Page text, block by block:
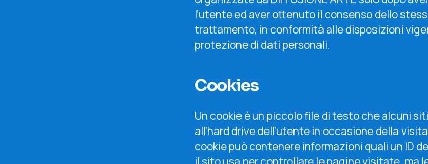
l’utente ed aver ottenuto il consenso dello
trattamento, in conformità alle disposizioni
protezione di dati personali.
Cookies
Un cookie è un piccolo file di testo che alcuni
all’hard drive dell’utente in occasione della
cookie può contenere informazioni quali un ID